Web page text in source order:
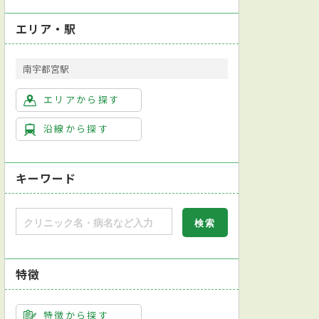
エリア・駅
南宇都宮駅
エリアから探す
沿線から探す
キーワード
特徴
特徴から探す